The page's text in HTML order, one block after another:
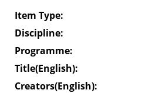
Item Type:
Discipline:
Programme:
Title(English):
Creators(English):